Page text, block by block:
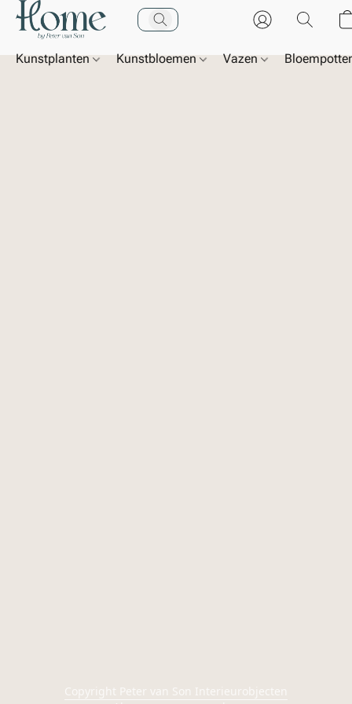
Kunstplanten Kunstbloemen Vazen
Copyright Peter van Son Interieurobjecten